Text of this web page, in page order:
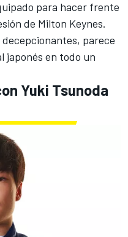
para hacer frente
de Milton Keynes.
decepcionantes, parece
japonés en todo un
Yuki Tsunoda